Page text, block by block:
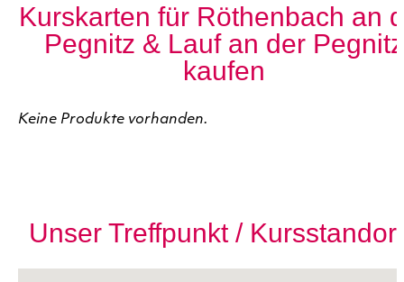
Kurskarten für Röthenbach an
Pegnitz & Lauf an der Pegnitz
kaufen
Keine Produkte vorhanden.
Unser Treffpunkt /